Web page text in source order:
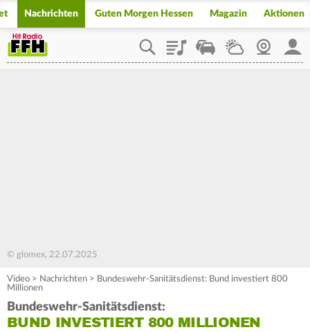
Nachrichten Guten Morgen Hessen Magazin Aktionen
PlaylistStaupilotWetterWebcam
© glomex, 22.07.2025
Video > Nachrichten > Bundeswehr-Sanitätsdienst: Bund investiert 800
Millionen
Bundeswehr-Sanitätsdienst:
BUND INVESTIERT 800 MILLIONEN